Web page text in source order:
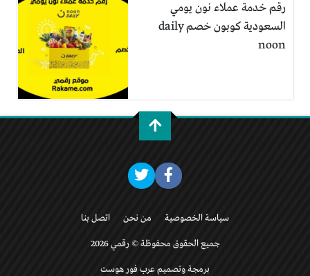
رقم خدمة عملاء نون يومي
السعودية كوبون خصم daily
noon
سياسة الخصوصية من نحن اتصل بنا
جميع الحقوق محفوظة © رقمي 2026
برمجة وتصميم عرب فور هوست